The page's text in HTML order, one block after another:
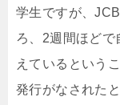
学生ですが、
ろ、2週間ほどで
えているという
発行がなされた